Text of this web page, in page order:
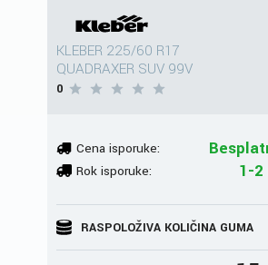
KLEBER 225/60 R17
QUADRAXER SUV 99V
0
Cena isporuke:
Rok isporuke: 1-2
RASPOLOŽIVA KOLIČINA GUMA